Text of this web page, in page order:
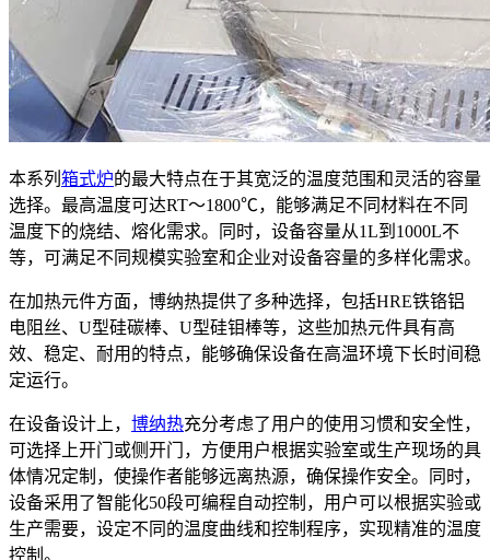
本系列 箱式炉的最大特点在于其宽泛的温度范围和灵活的容量
选择。最高温度可达RT～1800℃，能够满足不同材料在不同
温度下的烧结、熔化需求。同时，设备容量从1L到1000L不
等，可满足不同规模实验室和企业对设备容量的多样化需求。
在加热元件方面，博纳热提供了多种选择，包括HRE铁铬铝
电阻丝、U型硅碳棒、U型硅钼棒等，这些加热元件具有高
效、稳定、耐用的特点，能够确保设备在高温环境下长时间稳
定运行。
在设备设计上， 博纳热充分考虑了用户的使用习惯和安全性，
可选择上开门或侧开门，方便用户根据实验室或生产现场的具
体情况定制，使操作者能够远离热源，确保操作安全。同时，
设备采用了智能化50段可编程自动控制，用户可以根据实验或
生产需要，设定不同的温度曲线和控制程序，实现精准的温度
控制。